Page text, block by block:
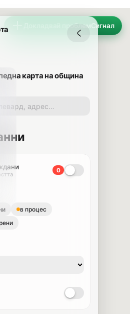
Докладвай проблемСигнал
карта на община
0
в процес